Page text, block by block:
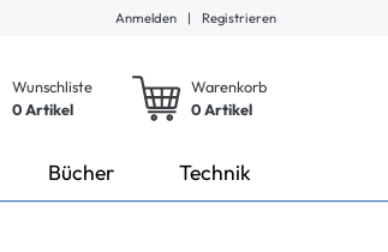
Anmelden | Registrieren
Wunschliste
0 Artikel
Warenkorb
0Artikel
Bücher Technik